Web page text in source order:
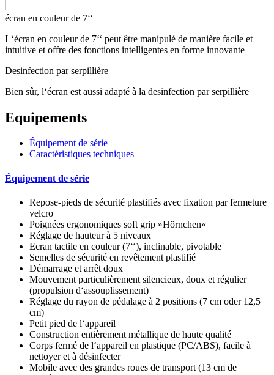
écran en couleur de 7‘‘
L‘écran en couleur de 7‘‘ peut être manipulé de manière facile et
intuitive et offre des fonctions intelligentes en forme innovante
Desinfection par serpillière
Bien sûr, l‘écran est aussi adapté à la desinfection par serpillière
Equipements
Équipement de série
Caractéristiques techniques
Équipement de série
Repose-pieds de sécurité plastifiés avec fixation par fermeture
velcro
Poignées ergonomiques soft grip »Hörnchen«
Réglage de hauteur à 5 niveaux
Ecran tactile en couleur (7‘‘), inclinable, pivotable
Semelles de sécurité en revêtement plastifié
Démarrage et arrêt doux
Mouvement particulièrement silencieux, doux et régulier
(propulsion d‘assouplissement)
Réglage du rayon de pédalage à 2 positions (7 cm oder 12,5
cm)
Petit pied de l‘appareil
Construction entièrement métallique de haute qualité
Corps fermé de l‘appareil en plastique (PC/ABS), facile à
nettoyer et à désinfecter
Mobile avec des grandes roues de transport (13 cm de